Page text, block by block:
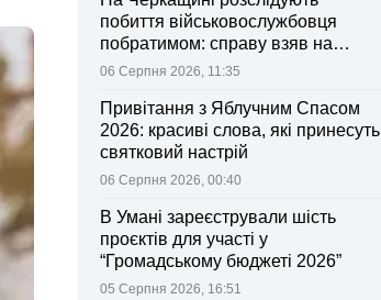
побиття військовослужбовця
побратимом: справу взяв на
контроль Лубінець
06 Серпня 2026, 11:35
Привітання з Яблучним Спасом
2026: красиві слова, які принесуть
святковий настрій
06 Серпня 2026, 00:40
В Умані зареєстрували шість
проєктів для участі у
“Громадському бюджеті 2026”
05 Серпня 2026, 16:51